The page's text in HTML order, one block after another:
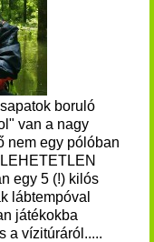
boruló
van a nagy
nem egy pólóban
egy 5 (!) kilós
lábtempóval
játékokba
a vízitúráról.....